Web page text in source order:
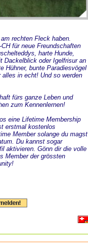
rechten Fleck haben.
für neue Freundschaften
harte Hunde,
Dackelblick oder Igelfrisur an
Hühner, bunte Paradiesvögel
in echt! Und so werden
fürs ganze Leben und
zum Kennenlernen!
eine Lifetime Membership
erstmal kostenlos
Member solange du magst
Du kannst sogar
aktivieren. Gönn dir die volle
Member der grössten